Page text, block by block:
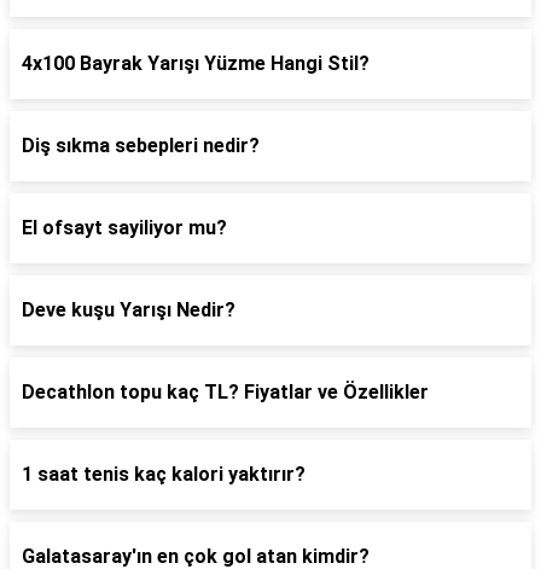
4x100 Bayrak Yarışı Yüzme Hangi Stil?
Diş sıkma sebepleri nedir?
El ofsayt sayiliyor mu?
Deve kuşu Yarışı Nedir?
Decathlon topu kaç TL? Fiyatlar ve Özellikler
1 saat tenis kaç kalori yaktırır?
Galatasaray'ın en çok gol atan kimdir?